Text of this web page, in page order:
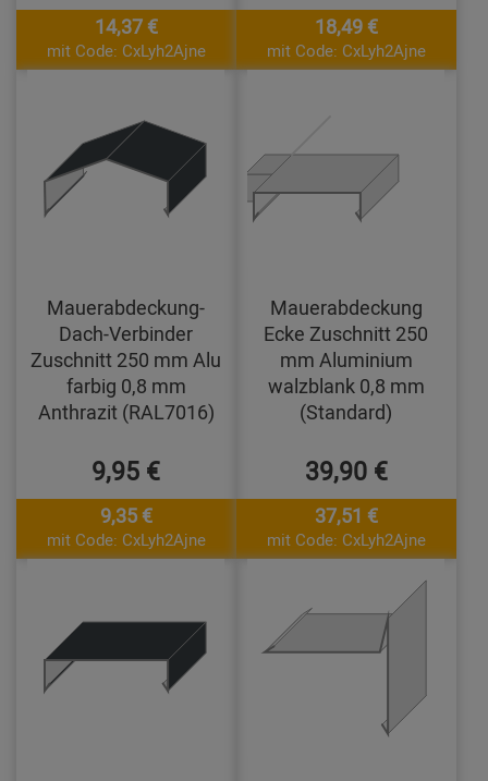
14,37 €
mit Code: CxLyh2Ajne
18,49 €
mit Code: CxLyh2Ajne
Mauerabdeckung-
Dach-Verbinder
Zuschnitt 250 mm Alu
farbig 0,8 mm
Anthrazit (RAL7016)
9,95 €
9,35 €
mit Code: CxLyh2Ajne
Mauerabdeckung
Ecke Zuschnitt 250
mm Aluminium
walzblank 0,8 mm
(Standard)
39,90 €
37,51 €
mit Code: CxLyh2Ajne